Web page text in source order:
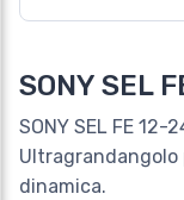
SONY SEL
SONY SEL FE 12-
Ultragrandangolo
dinamica.